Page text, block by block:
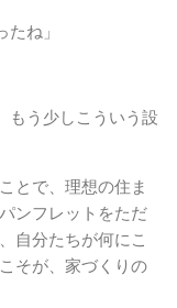
ね」
もう少しこういう設
とで、理想の住ま
ンフレットをただ
自分たちが何にこ
そが、家づくりの